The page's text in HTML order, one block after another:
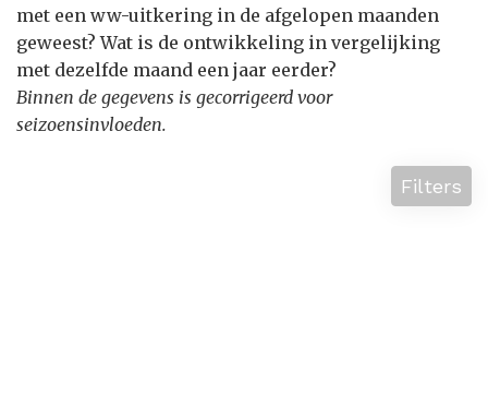
met een ww-uitkering in de afgelopen maanden
geweest? Wat is de ontwikkeling in vergelijking
met dezelfde maand een jaar eerder?
Binnen de gegevens is gecorrigeerd voor
seizoensinvloeden.
Filters